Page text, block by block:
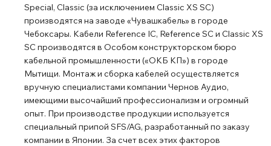
Special, Classic (за исключением Classic XS SC)
производятся на заводе «Чувашкабель» в городе
Чебоксары. Кабели Reference IC, Reference SC и Classic XS
SC производятся в Особом конструкторском бюро
кабельной промышленности («ОКБ КП») в городе
Мытищи. Монтаж и сборка кабелей осуществляется
вручную специалистами компании Чернов Аудио,
имеющими высочайший профессионализм и огромный
опыт. При производстве продукции используется
специальный припой SFS/AG, разработанный по заказу
компании в Японии. За счет всех этих факторов